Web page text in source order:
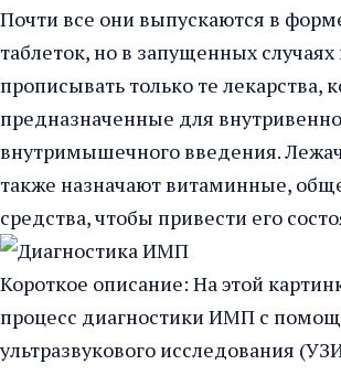
Почти все они выпускаются в
таблеток, но в запущенных случаях
прописывать только те лекарства,
предназначенные для
внутримышечного введения.
также назначают витаминные,
средства, чтобы привести его
Короткое описание: На этой
процесс диагностики ИМП с
ультразвукового исследования